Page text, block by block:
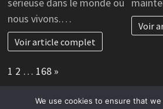
sérieuse dans le monde où
nous vivons.…
Voir article complet
Voir
Page:
1 2 … 168 Next
»
We use cookies to ensure that